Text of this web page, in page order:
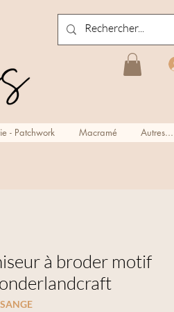
- Patchwork Macramé Autres...
à broder motif